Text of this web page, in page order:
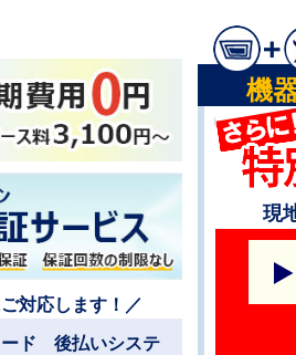
対応します！／
ド 後払いシステ
機
現